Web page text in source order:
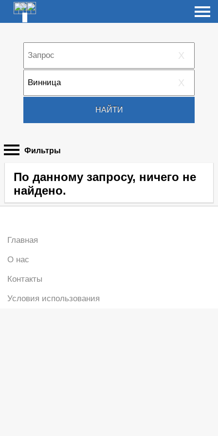
X
X
НАЙТИ
Фильтры
По данному запросу, ничего не
найдено.
Главная
О нас
Контакты
Условия использования